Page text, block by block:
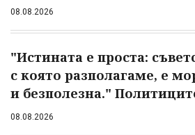
08.08.2026
"Истината е проста:
с която разполагаме, е
и безполезна."
08.08.2026